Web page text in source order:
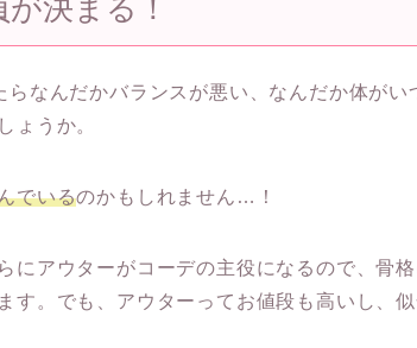
決まる！
なんだかバランスが悪い、なんだか体が
ょうか。
でいるのかもしれません…！
にアウターがコーデの主役になるので、骨
す。でも、アウターってお値段も高いし、